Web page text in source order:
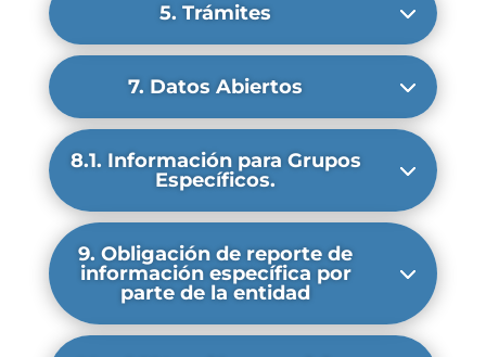
5. Trámites
7. Datos Abiertos
8.1. Información para Grupos
Específicos.
9. Obligación de reporte de
información específica por
parte de la entidad